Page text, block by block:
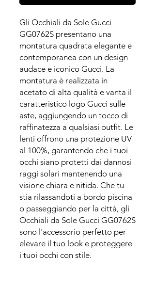
Gli Occhiali da Sole Gucci
GG0762S presentano una
montatura quadrata elegante e
contemporanea con un design
audace e iconico Gucci. La
montatura è realizzata in
acetato di alta qualità e vanta il
caratteristico logo Gucci sulle
aste, aggiungendo un tocco di
raffinatezza a qualsiasi outfit. Le
lenti offrono una protezione UV
al 100%, garantendo che i tuoi
occhi siano protetti dai dannosi
raggi solari mantenendo una
visione chiara e nitida. Che tu
stia rilassandoti a bordo piscina
o passeggiando per la città, gli
Occhiali da Sole Gucci GG0762S
sono l'accessorio perfetto per
elevare il tuo look e proteggere
i tuoi occhi con stile.